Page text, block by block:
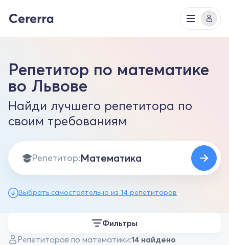
Репетитор по математике
во Львове
Найди лучшего репетитора по
своим требованиям
Репетитор:
Выбрать самостоятельно из 14 репетиторов
Репетиторов по математики:14 найдено
Фильтры